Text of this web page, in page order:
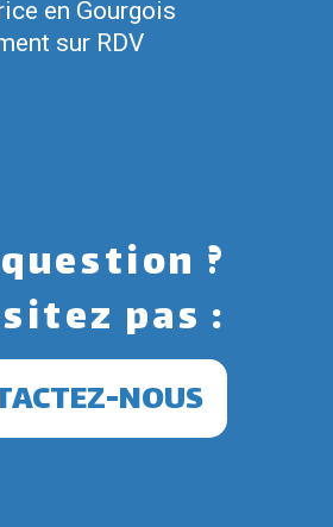
en Gourgois
sur RDV
?
pas :
NOUS